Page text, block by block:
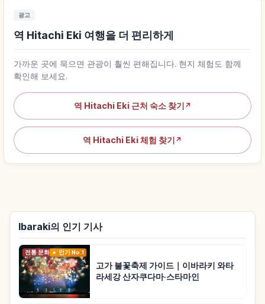
광고
역 Hitachi Eki 여행을 더 편리하게
가까운 곳에 묵으면 관광이 훨씬 편해집니다. 현지 체험도 함께
확인해 보세요.
역 Hitachi Eki 근처 숙소 찾기 ↗
역 Hitachi Eki 체험 찾기 ↗
Ibaraki의 인기 기사
전통 문화 인기 No.1
고가 불꽃축제 가이드｜이바라키 와타
라세강 산자쿠다마·스타마인